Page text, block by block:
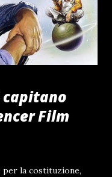
Film
la costituzione,